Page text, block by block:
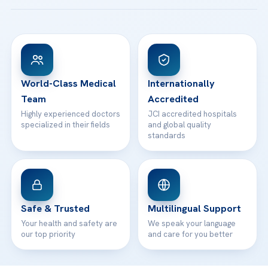
Patient Rights
Contact
WhatsApp Support
World-Class Medical
Team
Highly experienced doctors
specialized in their fields
Internationally
Accredited
JCI accredited hospitals
and global quality
standards
Safe & Trusted
Your health and safety are
our top priority
Multilingual Support
We speak your language
and care for you better